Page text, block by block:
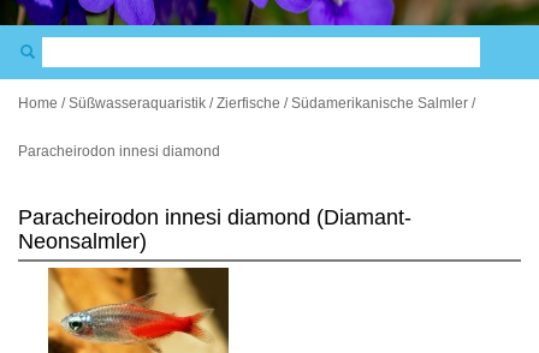
Home /Süßwasseraquaristik /Zierfische /Südamerikanische Salmler /
Paracheirodon innesi diamond
Paracheirodon innesi diamond (Diamant-
Neonsalmler)